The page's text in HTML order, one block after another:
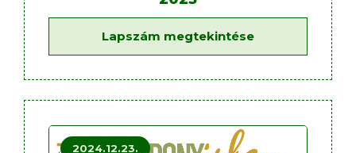
Lapszám megtekintése
2024.12.23.